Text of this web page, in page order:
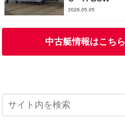
2026.05.05
中古艇情報はこちら